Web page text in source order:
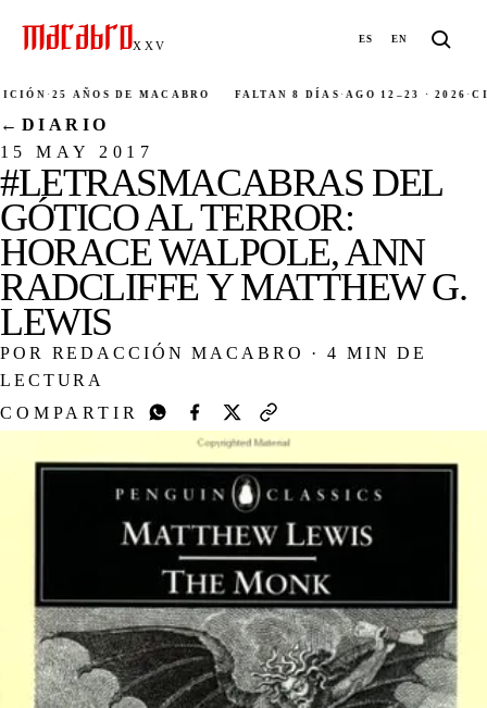
XXV ES EN
·25 AÑOS DE MACABRO FALTAN 8 DÍAS· AGO 12–23 · 2026·
← DIARIO
15 MAY 2017
#LETRASMACABRAS DEL
GÓTICO AL TERROR:
HORACE WALPOLE, ANN
RADCLIFFE Y MATTHEW G.
LEWIS
POR REDACCIÓN MACABRO ·
4 MIN DE
LECTURA
COMPARTIR